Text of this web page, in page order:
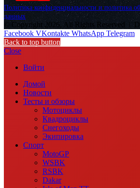
Политика конфиденциальности и политика
данных
© Copyright 2026, All Rights Reserved |
Facebook VKontakte WhatsApp Telegram
Back to top button
Close
Войти
Домой
Новости
Тесты и обзоры
Мотоциклы
Квадроциклы
Снегоходы
Экипировка
Спорт
MotoGP
WSBK
RSBK
Dakar